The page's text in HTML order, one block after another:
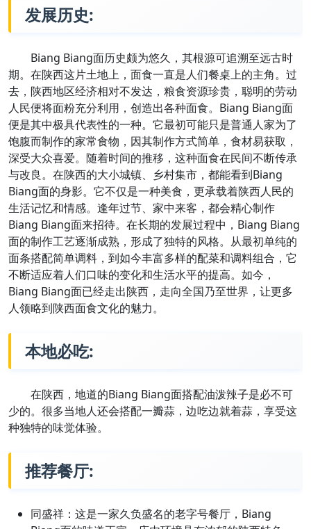
发展历史:
Biang Biang面历史颇为悠久，其根源可追溯至远古时
期。在陕西这片土地上，面食一直是人们餐桌上的主角。过
去，陕西地区经济相对不发达，粮食资源珍贵，聪明的劳动
人民便将面粉充分利用，创造出各种面食。Biang Biang面
便是其中极具代表性的一种。它最初可能只是普通人家为了
饱腹而制作的家常食物，因其制作方式简单，食材易获取，
深受大众喜爱。随着时间的推移，这种面食在民间不断传承
与改良。在陕西的大小城镇、乡村集市，都能看到Biang
Biang面的身影。它不仅是一种美食，更承载着陕西人民的
生活记忆和情感。逢年过节、家中来客，都会精心制作
Biang Biang面来招待。在长期的发展过程中，Biang Biang
面的制作工艺逐渐成熟，形成了独特的风格。从最初单纯的
面条搭配简单调料，到如今丰富多样的配菜和调料组合，它
不断适应着人们口味的变化和生活水平的提高。如今，
Biang Biang面已经走出陕西，走向全国乃至世界，让更多
人领略到陕西面食文化的魅力。
本地必吃:
在陕西，地道的Biang Biang面搭配油泼辣子是必不可
少的。很多当地人还会搭配一瓣蒜，边吃边就着蒜，享受这
种独特的味觉体验。
推荐餐厅:
同盛祥：这是一家久负盛名的老字号餐厅，Biang